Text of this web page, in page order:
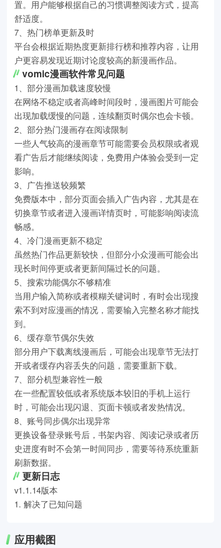
置。用户能够根据自己的习惯调整阅读方式，提高
舒适度。
7、热门榜单更新及时
平台会根据近期热度更新排行榜和推荐内容，让用
户更容易发现近期讨论度较高的新漫画作品。
vomic漫画软件常见问题
1、部分漫画加载速度较慢
在网络不稳定或者高峰时间段时，漫画图片可能会
出现加载缓慢的问题，连续翻页时偶尔也会卡顿。
2、部分热门漫画存在阅读限制
一些人气较高的漫画章节可能需要会员权限或者观
看广告后才能继续阅读，免费用户体验会受到一定
影响。
3、广告推送较频繁
免费版本中，部分页面会插入广告内容，尤其是在
切换章节或者进入漫画详情页时，可能影响阅读流
畅感。
4、冷门漫画更新不稳定
虽然热门作品更新较快，但部分小众漫画可能会出
现长时间停更或者更新间隔过长的问题。
5、搜索功能偶尔不够精准
当用户输入简称或者模糊关键词时，有时会出现搜
索不到对应漫画的情况，需要输入完整名称才能找
到。
6、缓存章节偶尔失效
部分用户下载离线漫画后，可能会出现章节无法打
开或者缓存内容丢失的问题，需要重新下载。
7、部分机型兼容性一般
在一些配置较低或者系统版本较旧的手机上运行
时，可能会出现闪退、页面卡顿或者发热情况。
8、账号同步偶尔出现异常
更换设备登录账号后，书架内容、阅读记录或者历
史进度有时不会第一时间同步，需要等待系统重新
刷新数据。
更新日志
v1.1.14版本
1. 解决了已知问题
应用截图